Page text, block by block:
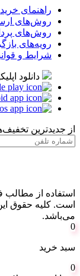
راهنمای خرید
روش‌های
روش‌های
رویه‌های
شرایط و
دانلود
از جدیدترین
استفاده از مطالب
است. کليه حقوق
می‌باشد.
0
سبد خرید
0